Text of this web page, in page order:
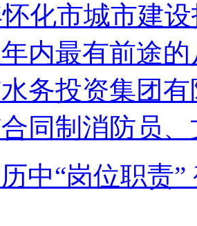
化市城市建
内最有前途
务投资集团
同制消防员
中“岗位职责”